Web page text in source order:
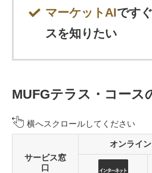
マーケットAIです
スを知りたい
MUFGテラス・コース
横へスクロールしてください
サービス窓
口
オンライ